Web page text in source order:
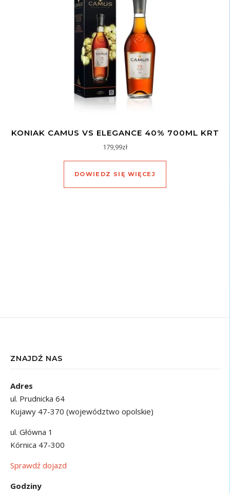
KONIAK CAMUS VS ELEGANCE 40% 700ML KRT
179,99zł
DOWIEDZ SIĘ WIĘCEJ
ZNAJDŹ NAS
Adres
ul. Prudnicka 64
Kujawy 47-370 (województwo opolskie)
ul. Główna 1
Kórnica 47-300
Sprawdź dojazd
Godziny